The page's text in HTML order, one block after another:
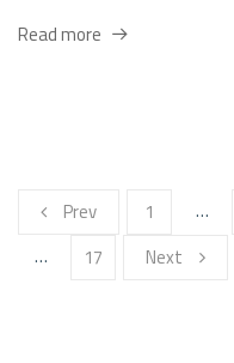
Read more
Prev 1 …
…
17 Next